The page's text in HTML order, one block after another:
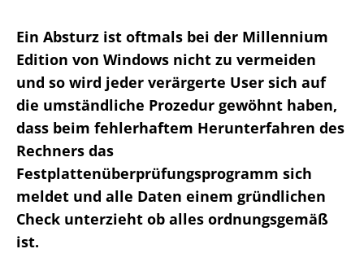
Ein Absturz ist oftmals bei der Millennium
Edition von Windows nicht zu vermeiden
und so wird jeder verärgerte User sich auf
die umständliche Prozedur gewöhnt haben,
dass beim fehlerhaftem Herunterfahren des
Rechners das
Festplattenüberprüfungsprogramm sich
meldet und alle Daten einem gründlichen
Check unterzieht ob alles ordnungsgemäß
ist.